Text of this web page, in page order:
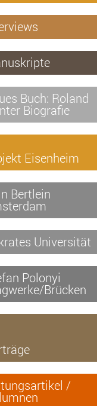
Buch: Roland
Biografie
Eisenheim
Bertlein
Universität
Polonyi
Brücken
/